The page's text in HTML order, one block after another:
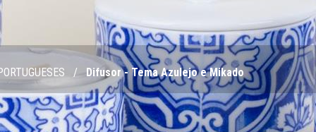
/ Difusor - Tema Azulejo e Mikado